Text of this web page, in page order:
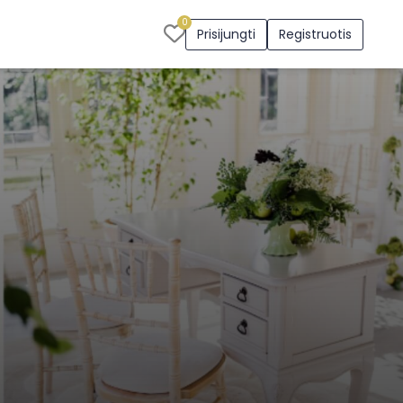
0
Prisijungti Registruotis